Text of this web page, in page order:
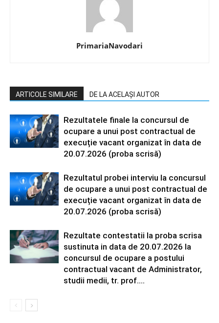
PrimariaNavodari
ARTICOLE SIMILARE DE LA ACELAȘI AUTOR
Rezultatele finale la concursul de
ocupare a unui post contractual de
execuție vacant organizat în data de
20.07.2026 (proba scrisă)
Rezultatul probei interviu la concursul
de ocupare a unui post contractual de
execuție vacant organizat în data de
20.07.2026 (proba scrisă)
Rezultate contestatii la proba scrisa
sustinuta in data de 20.07.2026 la
concursul de ocupare a postului
contractual vacant de Administrator,
studii medii, tr. prof....